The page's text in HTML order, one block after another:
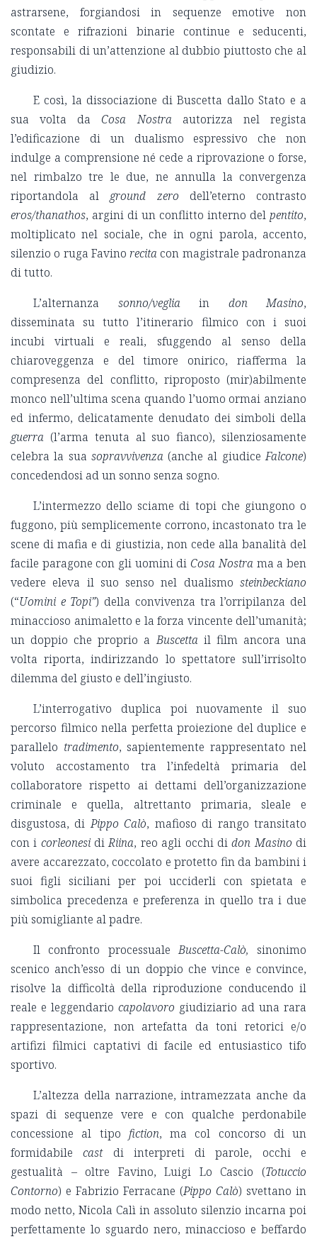
astrarsene, forgiandosi in sequenze emotive non
scontate e rifrazioni binarie continue e seducenti,
responsabili di un’attenzione al dubbio piuttosto che al
giudizio.
E così, la dissociazione di Buscetta dallo Stato e a
sua volta daCosa Nostraautorizza nel regista
l’edificazione di un dualismo espressivo che non
indulge a comprensione né cede a riprovazione o forse,
nel rimbalzo tre le due, ne annulla la convergenza
riportandola alground zero dell’eterno contrasto
eros/thanathos, argini di un conflitto interno del pentito,
moltiplicato nel sociale, che in ogni parola, accento,
silenzio o ruga Favinorecita con magistrale padronanza
di tutto.
L’alternanza sonno/vegliain don Masino,
disseminata su tutto l’itinerario filmico con i suoi
incubi virtuali e reali, sfuggendo al senso della
chiaroveggenza e del timore onirico, riafferma la
compresenza del conflitto, riproposto (mir)abilmente
monco nell’ultima scena quando l’uomo ormai anziano
ed infermo, delicatamente denudato dei simboli della
guerra (l’arma tenuta al suo fianco), silenziosamente
celebra la sua sopravvivenza(anche al giudiceFalcone)
concedendosi ad un sonno senza sogno.
L’intermezzo dello sciame di topi che giungono o
fuggono, più semplicemente corrono, incastonato tra le
scene di mafia e di giustizia, non cede alla banalità del
facile paragone con gli uomini diCosa Nostrama a ben
vedere eleva il suo senso nel dualismo steinbeckiano
(“Uomini e Topi”) della convivenza tra l’orripilanza del
minaccioso animaletto e la forza vincente dell’umanità;
un doppio che proprio aBuscettail film ancora una
volta riporta, indirizzando lo spettatore sull’irrisolto
dilemma del giusto e dell’ingiusto.
L’interrogativo duplica poi nuovamente il suo
percorso filmico nella perfetta proiezione del duplice e
parallelo tradimento, sapientemente rappresentato nel
voluto accostamento tra l’infedeltà primaria del
collaboratore rispetto ai dettami dell’organizzazione
criminale e quella, altrettanto primaria, sleale e
disgustosa, diPippo Calò, mafioso di rango transitato
con i corleonesidiRiina, reo agli occhi didon Masino di
avere accarezzato, coccolato e protetto fin da bambini i
suoi figli siciliani per poi ucciderli con spietata e
simbolica precedenza e preferenza in quello tra i due
più somigliante al padre.
Il confronto processualeBuscetta-Calò, sinonimo
scenico anch’esso di un doppio che vince e convince,
risolve la difficoltà della riproduzione conducendo il
reale e leggendario capolavoro giudiziario ad una rara
rappresentazione, non artefatta da toni retorici e/o
artifizi filmici captativi di facile ed entusiastico tifo
sportivo.
L’altezza della narrazione, intramezzata anche da
spazi di sequenze vere e con qualche perdonabile
concessione al tipo fiction, ma col concorso di un
formidabilecastdi interpreti di parole, occhi e
gestualità – oltre Favino, Luigi Lo Cascio (Totuccio
Contorno) e Fabrizio Ferracane (Pippo Calò) svettano in
modo netto, Nicola Calì in assoluto silenzio incarna poi
perfettamente lo sguardo nero, minaccioso e beffardo